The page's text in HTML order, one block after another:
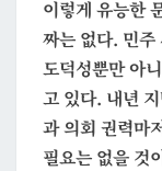
이렇게 유능한
짜는 없다. 민주
도덕성뿐만 아
고 있다. 내년
과 의회 권력마
필요는 없을 것